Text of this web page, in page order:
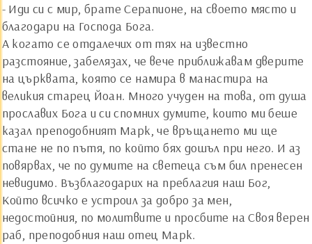
- Иди си с мир, брате Серапионе, на своето място и
благодари на Господа Бога.
А когато се отдалечих от тях на известно
разстояние, забелязах, че вече приближавам дверите
на църквата, която се намира в манастира на
великия старец Йоан. Много учуден на това, от душа
прославих Бога и си спомних думите, които ми беше
казал преподобният Марк, че връщането ми ще
стане не по пътя, по който бях дошъл при него. И аз
повярвах, че по думите на светеца съм бил пренесен
невидимо. Възблагодарих на преблагия наш Бог,
Който всичко е устроил за добро за мен,
недостойния, по молитвите и просбите на Своя верен
раб, преподобния наш отец Марк.